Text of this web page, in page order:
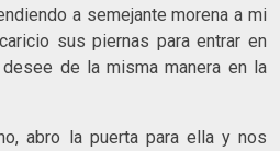
a semejante morena a mi
sus piernas para entrar en
de la misma manera en la
abro la puerta para ella y nos